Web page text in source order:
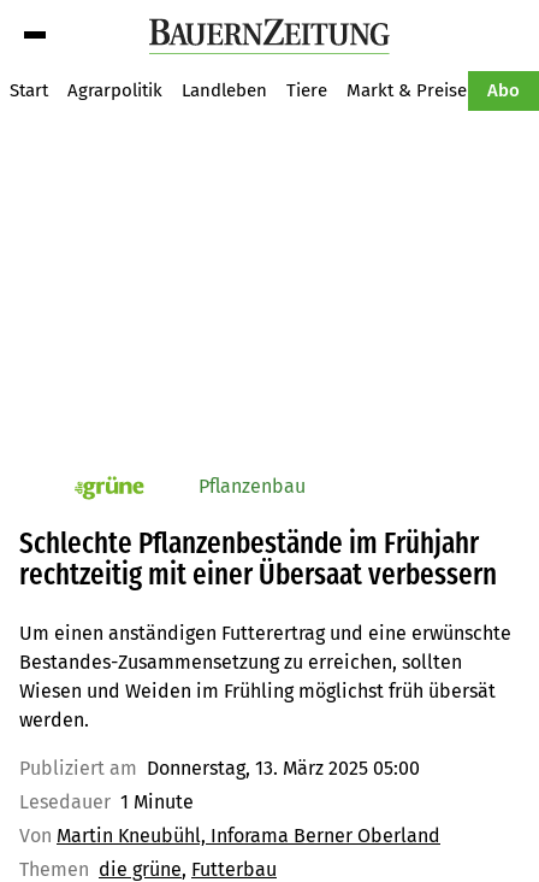
Start Agrarpolitik Landleben Tiere Markt & Preise Abo
pv_die-grune-online Pflanzenbau
Schlechte Pflanzenbestände im Frühjahr
rechtzeitig mit einer Übersaat verbessern
Um einen anständigen Futterertrag und eine erwünschte
Bestandes-Zusammensetzung zu erreichen, sollten
Wiesen und Weiden im Frühling möglichst früh übersät
werden.
Publiziert am Donnerstag, 13. März 2025 05:00
Lesedauer 1 Minute
Von Martin Kneubühl, Inforama Berner Oberland
Themen die grüne Futterbau